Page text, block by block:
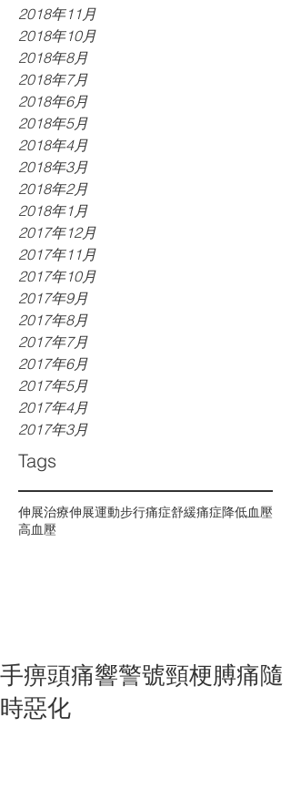
2018年11月
2018年10月
2018年8月
2018年7月
2018年6月
2018年5月
2018年4月
2018年3月
2018年2月
2018年1月
2017年12月
2017年11月
2017年10月
2017年9月
2017年8月
2017年7月
2017年6月
2017年5月
2017年4月
2017年3月
Tags
伸展治療伸展運動步行痛症舒緩痛症降低血壓
高血壓
手痹頭痛響警號頸梗膊痛隨
時惡化